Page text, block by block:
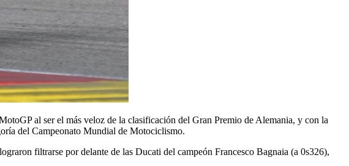
al ser el más veloz de la clasificación del Gran Premio de Alemania, y con la
del Campeonato Mundial de Motociclismo.
filtrarse por delante de las Ducati del campeón Francesco Bagnaia (a 0s326),